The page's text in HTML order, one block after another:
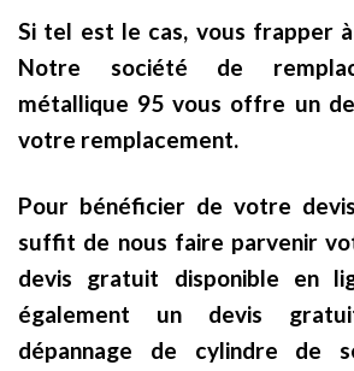
Si tel est le cas, vous frapper
Notre société de
métallique 95 vous offre un
votre remplacement.
Pour bénéficier de votre
suffit de nous faire parvenir
devis gratuit disponible en
également un devis
dépannage de cylindre de